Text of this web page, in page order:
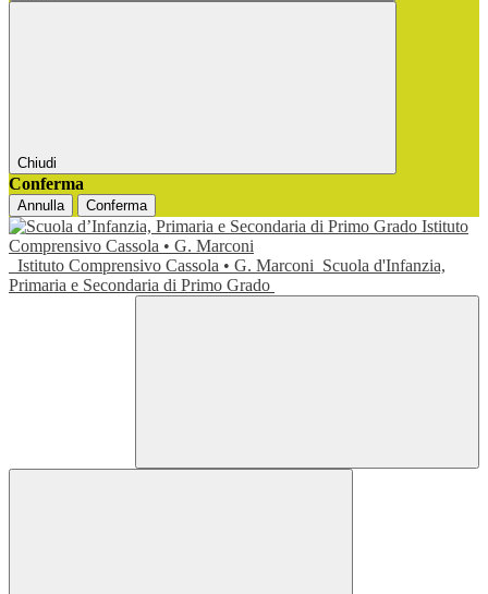
Chiudi
Conferma
Annulla Conferma
Istituto Comprensivo Cassola • G. Marconi Scuola d'Infanzia,
Primaria e Secondaria di Primo Grado